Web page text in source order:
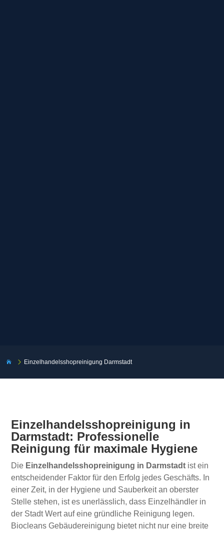
 5 Einzelhandelsshopreinigung Darmstadt
Einzelhandelsshopreinigung in
Darmstadt: Professionelle
Reinigung für maximale Hygiene
Die Einzelhandelsshopreinigung in Darmstadt ist ein
entscheidender Faktor für den Erfolg jedes Geschäfts. In
einer Zeit, in der Hygiene und Sauberkeit an oberster
Stelle stehen, ist es unerlässlich, dass Einzelhändler in
der Stadt Wert auf eine gründliche Reinigung legen.
Biocleans Gebäudereinigung bietet nicht nur eine breite